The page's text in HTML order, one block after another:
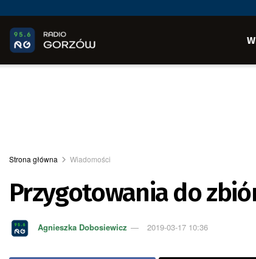
Strona główna Wiadomości
Przygotowania do
Agnieszka Dobosiewicz 2019-03-17 10:36